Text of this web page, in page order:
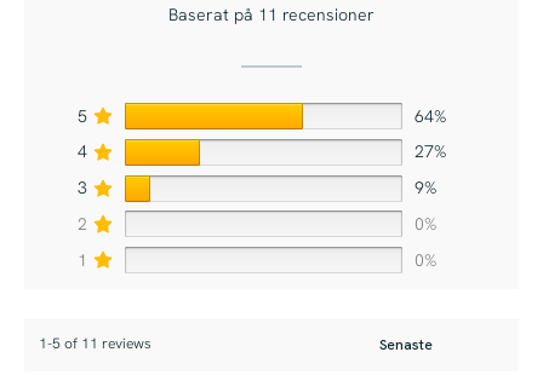
Baserat på 11 recensioner
5
64%
4
27%
3
9%
2
0%
1
0%
1-5 of 11 reviews